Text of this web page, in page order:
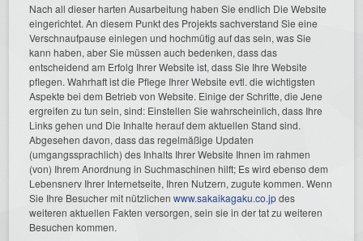
Nach all dieser harten Ausarbeitung haben Sie endlich Die Website
eingerichtet. An diesem Punkt des Projekts sachverstand Sie eine
Verschnaufpause einlegen und hochmütig auf das sein, was Sie
kann haben, aber Sie müssen auch bedenken, dass das
entscheidend am Erfolg Ihrer Website ist, dass Sie Ihre Website
pflegen. Wahrhaft ist die Pflege Ihrer Website evtl. die wichtigsten
Aspekte bei dem Betrieb von Website. Einige der Schritte, die Jene
ergreifen zu tun sein, sind: Einstellen Sie wahrscheinlich, dass Ihre
Links gehen und Die Inhalte herauf dem aktuellen Stand sind.
Abgesehen davon, dass das regelmäßige Updaten
(umgangssprachlich) des Inhalts Ihrer Website Ihnen im rahmen
(von) Ihrem Anordnung in Suchmaschinen hilft; Es wird ebenso dem
Lebensnerv Ihrer Internetseite, Ihren Nutzern, zugute kommen. Wenn
Sie Ihre Besucher mit nützlichenwww.sakaikagaku.co.jpdes
weiteren aktuellen Fakten versorgen, sein sie in der tat zu weiteren
Besuchen kommen.